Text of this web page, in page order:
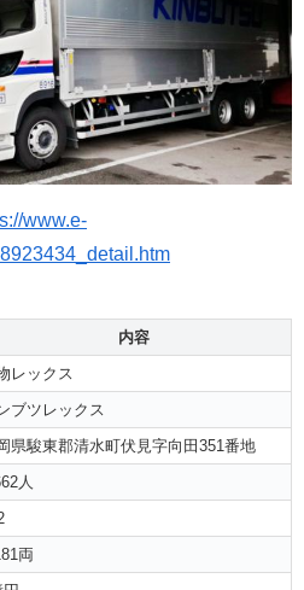
www.e-
内容
レックス
ブツレックス
県駿東郡清水町伏見字向田351番地
人
両